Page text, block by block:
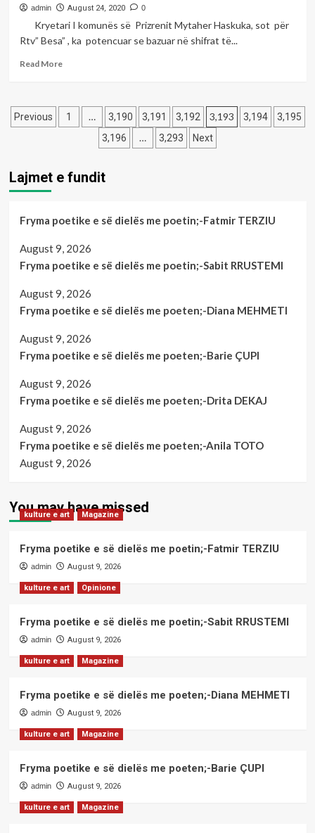
president,
koalicioni
stabil
partneritet
admin August 24, 2020 0
Kryetari I komunës së Prizrenit Mytaher Haskuka, sot për
Rtv” Besa” , ka potencuar se bazuar në shifrat të...
Read MoreRead
Haskuka,kërkon
heqjen
karantinimit
ka
të
infketuar
Posts
pagination
Previous 1 … 3,190 3,191 3,192 3,193 3,194
3,195
3,196
… 3,293 Next
Lajmet e fundit
Fryma poetike e së dielës me poetin;-Fatmir TERZIU
August 9, 2026
Fryma poetike e së dielës me poetin;-Sabit RRUSTEMI
August 9, 2026
Fryma poetike e së dielës me poeten;-Diana MEHMETI
August 9, 2026
Fryma poetike e së dielës me poeten;-Barie ÇUPI
August 9, 2026
Fryma poetike e së dielës me poeten;-Drita DEKAJ
August 9, 2026
Fryma poetike e së dielës me poeten;-Anila TOTO
August 9, 2026
You may have missed
kulture e art Magazine
Fryma poetike e së dielës me poetin;-Fatmir TERZIU
admin August 9, 2026
kulture e art Opinione
Fryma poetike e së dielës me poetin;-Sabit RRUSTEMI
admin August 9, 2026
kulture e art Magazine
Fryma poetike e së dielës me poeten;-Diana MEHMETI
admin August 9, 2026
kulture e art Magazine
Fryma poetike e së dielës me poeten;-Barie ÇUPI
admin August 9, 2026
kulture e art Magazine